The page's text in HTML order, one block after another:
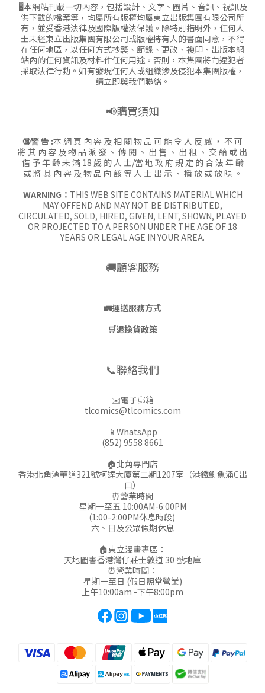
🖥本網站刊載一切內容，包括設計、文字、圖片、音訊、視訊及
供下載的檔案等，均屬所有版權均屬東立出版集團有限公司所
有，並受香港法律及國際版權法保護。除特別指明外，任何人
士未經東立出版集團有限公司或版權持有人的書面同意，不得
在任何地區，以任何方式抄襲、節錄、更改、複印、出版本網
站內的任何資訊及材料作任何用途。否則，本集團將向違犯者
採取法律行動。如有發現任何人或組織涉及侵犯本集團版權，
請立即與我們聯絡。
📢購買須知
🔞警 告 :本 網 頁 內 容 及 相 關 物 品 可 能 令 人 反 感 ， 不 可
將 其 內 容 及 物 品 派 發 、 傳 閱 、 出 售 、 出 租 、 交 給 或 出
借 予 年 齡 未 滿 18 歲 的 人 士/當 地 政 府 規 定 的 合 法 年 齡
或 將 其 內 容 及 物 品 向 該 等 人 士 出 示 、 播 放 或 放 映 。
WARNING： THIS WEB SITE CONTAINS MATERIAL WHICH
MAY OFFEND AND MAY NOT BE DISTRIBUTED,
CIRCULATED, SOLD, HIRED, GIVEN, LENT, SHOWN, PLAYED
OR PROJECTED TO A PERSON UNDER THE AGE OF 18
YEARS OR LEGAL AGE IN YOUR AREA.
🚚顧客服務
🚛運送服務方式
🛒退換貨政策
📞聯絡我們
✉️電子郵箱
tlcomics@tlcomics.com
📱WhatsApp
(852) 9558 8661
🏠北角專門店
香港北角渣華道321號柯達大廈第二期1207室（港鐵鰂魚涌C出
口）
⏰營業時間
星期一至五 10:00AM-6:00PM
(1:00-2:00PM休息時段)
六、日及公眾假期休息
🏠東立漫畫專區：
天地圖書香港灣仔莊士敦道 30 號地庫
⏰營業時間：
星期一至日 (假日照常營業)
上午10:00am -下午8:00pm